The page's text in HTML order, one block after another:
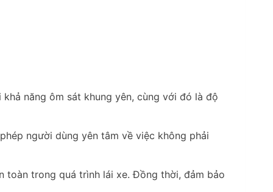
năng ôm sát khung yên, cùng với đó là độ
người dùng yên tâm về việc không phải
toàn trong quá trình lái xe. Đồng thời, đảm bảo